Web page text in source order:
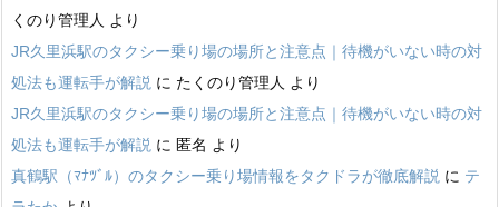
くのり管理人 より
JR久里浜駅のタクシー乗り場の場所と注意点｜待機がいない時の対
処法も運転手が解説 に たくのり管理人 より
JR久里浜駅のタクシー乗り場の場所と注意点｜待機がいない時の対
処法も運転手が解説 に 匿名 より
真鶴駅（ﾏﾅﾂﾞﾙ）のタクシー乗り場情報をタクドラが徹底解説 に テ